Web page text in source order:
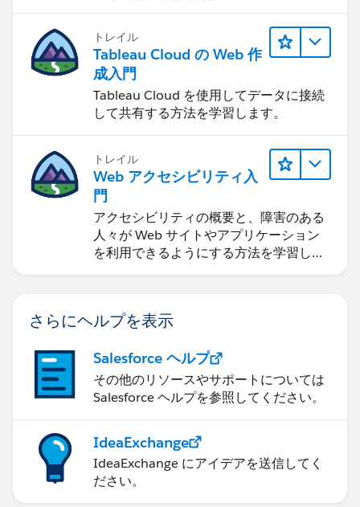
トレイル
Tableau Cloud の Web 作
成入門
Tableau Cloud を使用してデータに接続
して共有する方法を学習します。
トレイル
Web アクセシビリティ入
門
アクセシビリティの概要と、障害のある
人々が Web サイトやアプリケーション
を利用できるようにする方法を学習しま
さらにヘルプを表示
Salesforce ヘルプ
その他のリソースやサポートについては
Salesforce ヘルプを参照してください。
IdeaExchange
IdeaExchange にアイデアを送信してく
ださい。